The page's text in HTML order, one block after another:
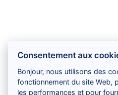
Consentement aux
Bonjour, nous utilisons des
fonctionnement du site Web,
les performances et pour